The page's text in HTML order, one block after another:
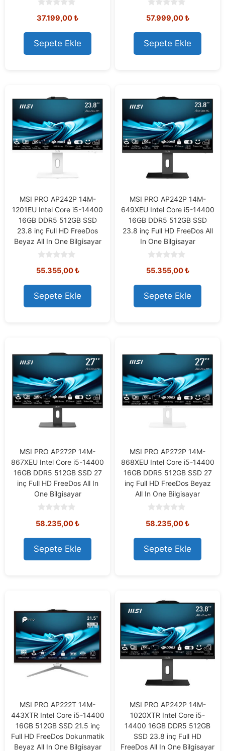
o
t
o
f
5
37.199,00₺
Sepete Ekle
o
t
o
f
5
57.999,00₺
Sepete Ekle
MSI PRO AP242P 14M-
1201EU Intel Core i5-14400
16GB DDR5 512GB SSD
23.8 inç Full HD FreeDos
Beyaz All In One Bilgisayar
o
t
o
f
5
55.355,00₺
Sepete Ekle
MSI PRO AP242P 14M-
649XEU Intel Core i5-14400
16GB DDR5 512GB SSD
23.8 inç Full HD FreeDos All
In One Bilgisayar
o
t
o
f
5
55.355,00₺
Sepete Ekle
MSI PRO AP272P 14M-
867XEU Intel Core i5-14400
16GB DDR5 512GB SSD 27
inç Full HD FreeDos All In
One Bilgisayar
o
t
o
f
5
58.235,00₺
Sepete Ekle
MSI PRO AP272P 14M-
868XEU Intel Core i5-14400
16GB DDR5 512GB SSD 27
inç Full HD FreeDos Beyaz
All In One Bilgisayar
o
t
o
f
5
58.235,00₺
Sepete Ekle
MSI PRO AP222T 14M-
443XTR Intel Core i5-14400
16GB 512GB SSD 21.5 inç
Full HD FreeDos Dokunmatik
Beyaz All In One Bilgisayar
MSI PRO AP242P 14M-
1020XTR Intel Core i5-
14400 16GB DDR5 512GB
SSD 23.8 inç Full HD
FreeDos All In One Bilgisayar